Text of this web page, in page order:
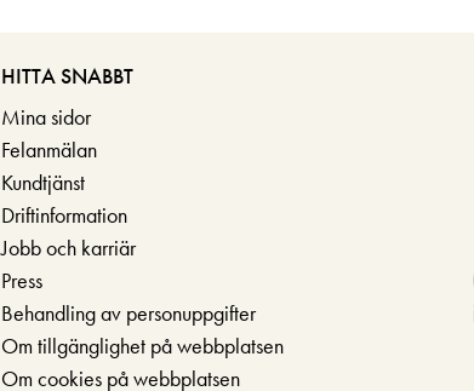
HITTA SNABBT
Mina sidor
Felanmälan
Kundtjänst
Driftinformation
Jobb och karriär
Press
Behandling av personuppgifter
Om tillgänglighet på webbplatsen
Om cookies på webbplatsen